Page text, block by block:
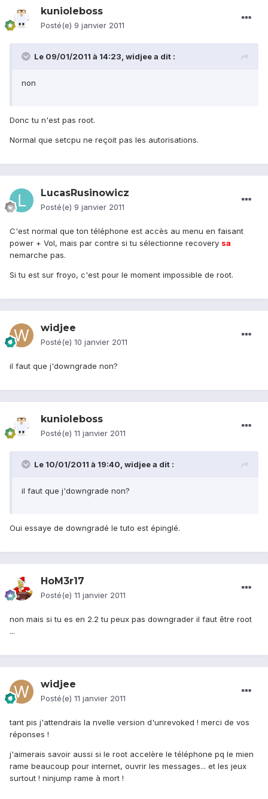
kunioleboss
Posté(e) 9 janvier 2011
Le 09/01/2011 à 14:23, widjee a dit :
non
Donc tu n'est pas root.
Normal que setcpu ne reçoit pas les autorisations.
LucasRusinowicz
Posté(e) 9 janvier 2011
C'est normal que ton téléphone est accès au menu en faisant
power + Vol, mais par contre si tu sélectionne recovery sa
nemarche pas.
Si tu est sur froyo, c'est pour le moment impossible de root.
widjee
Posté(e) 10 janvier 2011
il faut que j'downgrade non?
kunioleboss
Posté(e) 11 janvier 2011
Le 10/01/2011 à 19:40, widjee a dit :
il faut que j'downgrade non?
Oui essaye de downgradé le tuto est épinglé.
HoM3r17
Posté(e) 11 janvier 2011
non mais si tu es en 2.2 tu peux pas downgrader il faut être root
...
widjee
Posté(e) 11 janvier 2011
tant pis j'attendrais la nvelle version d'unrevoked ! merci de vos
réponses !
j'aimerais savoir aussi si le root accelère le téléphone pq le mien
rame beaucoup pour internet, ouvrir les messages... et les jeux
surtout ! ninjump rame à mort !